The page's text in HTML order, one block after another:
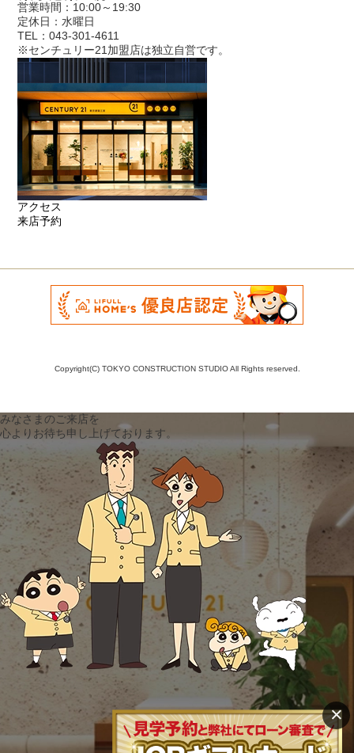
営業時間：10:00～19:30
定休日：水曜日
TEL：043-301-4611
※センチュリー21加盟店は独立自営です。
アクセス
来店予約
Copyright(C) TOKYO CONSTRUCTION STUDIO All Rights reserved.
みなさまのご来店を
心よりお待ち申し上げております。
×